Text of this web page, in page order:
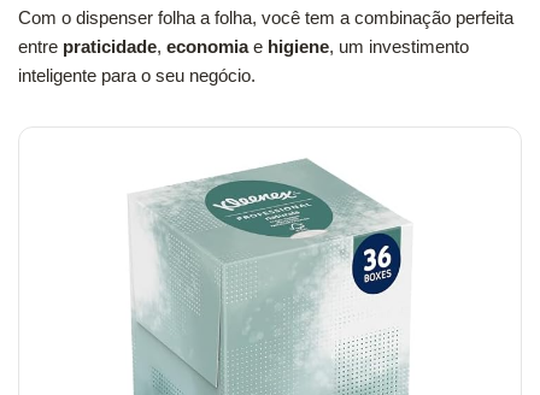
Com o dispenser folha a folha, você tem a combinação perfeita
entre praticidade, economiae higiene, um investimento
inteligente para o seu negócio.